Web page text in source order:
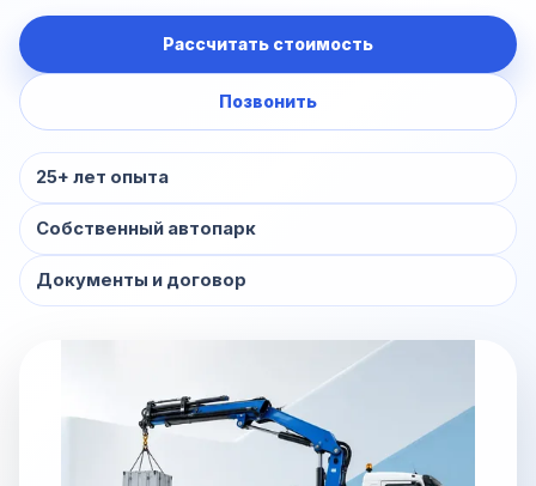
Рассчитать стоимость
Позвонить
25+ лет опыта
Собственный автопарк
Документы и договор